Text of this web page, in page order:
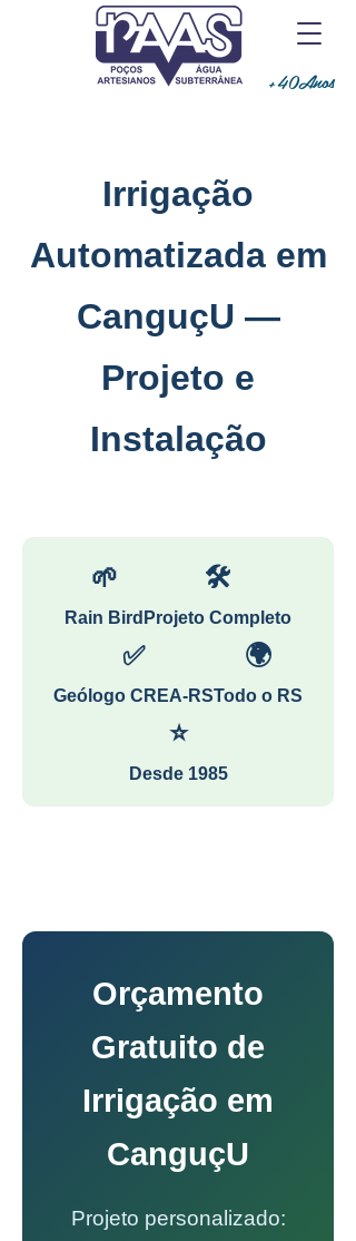
+40Anos
Irrigação
Automatizada em
CanguçU —
Projeto e
Instalação
🌱
Rain Bird
🛠
Projeto Completo
✅
Geólogo CREA-RS
🌍
Todo o RS
⭐
Desde 1985
Orçamento
Gratuito de
Irrigação em
CanguçU
Projeto personalizado: